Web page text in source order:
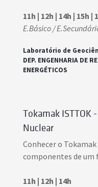
11h | 12h | 14h | 15h |
E.Básico /
Laboratório de
DEP. ENGENHARIA DE
ENERGÉTICOS
Tokamak ISTTOK
Nuclear
Conhecer o
componentes de um
11h | 12h | 14h